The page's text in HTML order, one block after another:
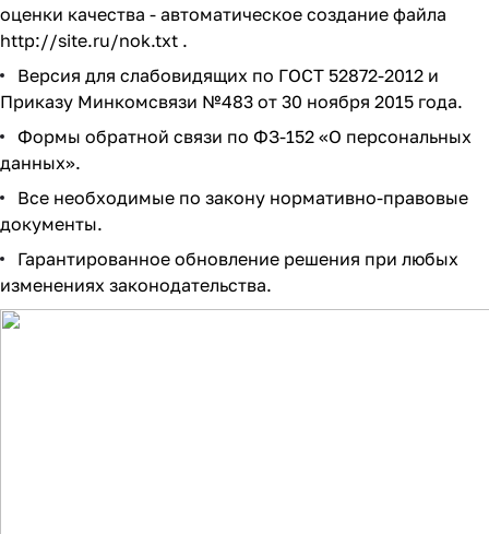
оценки качества - автоматическое создание файла
http://site.ru/nok.txt .
Версия для слабовидящих по ГОСТ 52872-2012 и
Приказу Минкомсвязи №483 от 30 ноября 2015 года.
Формы обратной связи по ФЗ-152 «О персональных
данных».
Все необходимые по закону нормативно-правовые
документы.
Гарантированное обновление решения при любых
изменениях законодательства.